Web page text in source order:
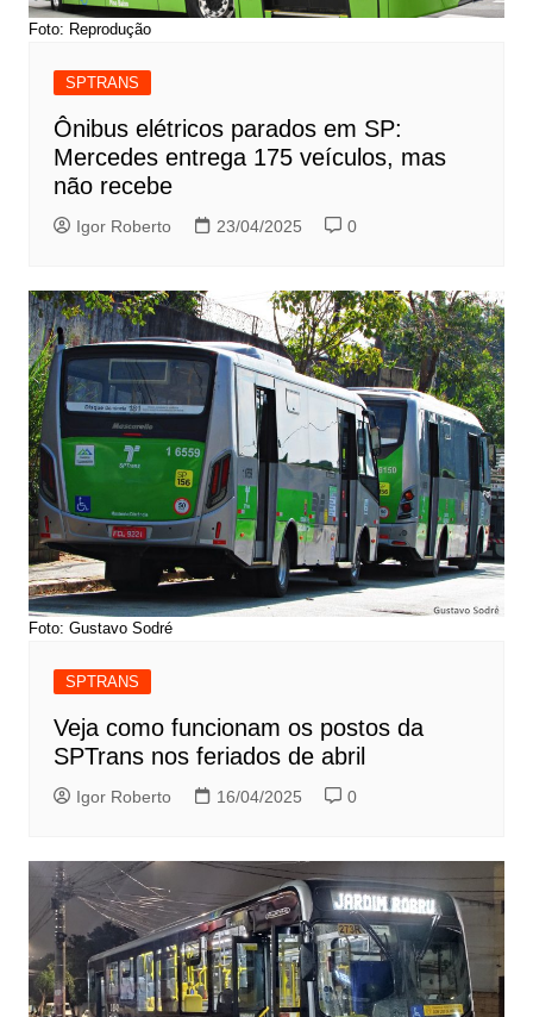
Foto: Reprodução
SPTRANS
Ônibus elétricos parados em SP:
Mercedes entrega 175 veículos, mas
não recebe
Igor Roberto 23/04/2025 0
Foto: Gustavo Sodré
SPTRANS
Veja como funcionam os postos da
SPTrans nos feriados de abril
Igor Roberto 16/04/2025 0